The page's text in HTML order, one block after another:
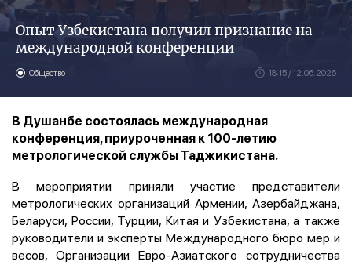
Опыт Узбекистана получил признание на
международной конференции
Общество 18:15 / 12.06.2026
В Душанбе состоялась международная
конференция, приуроченная к 100-летию
метрологической службы Таджикистана.
В мероприятии приняли участие представители
метрологических организаций Армении, Азербайджана,
Беларуси, России, Турции, Китая и Узбекистана, а также
руководители и эксперты Международного бюро мер и
весов, Организации Евро-Азиатского сотрудничества